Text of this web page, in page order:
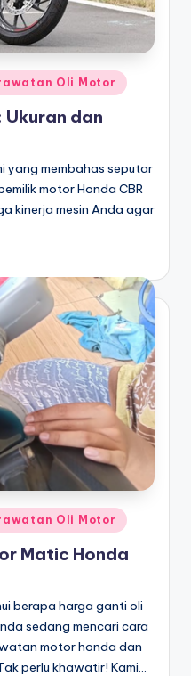
Oli Motor
Ukuran dan
yang membahas seputar
motor Honda CBR
kinerja mesin Anda agar
Oli Motor
Matic Honda
berapa harga ganti oli
sedang mencari cara
motor honda dan
perlu khawatir! Kami…